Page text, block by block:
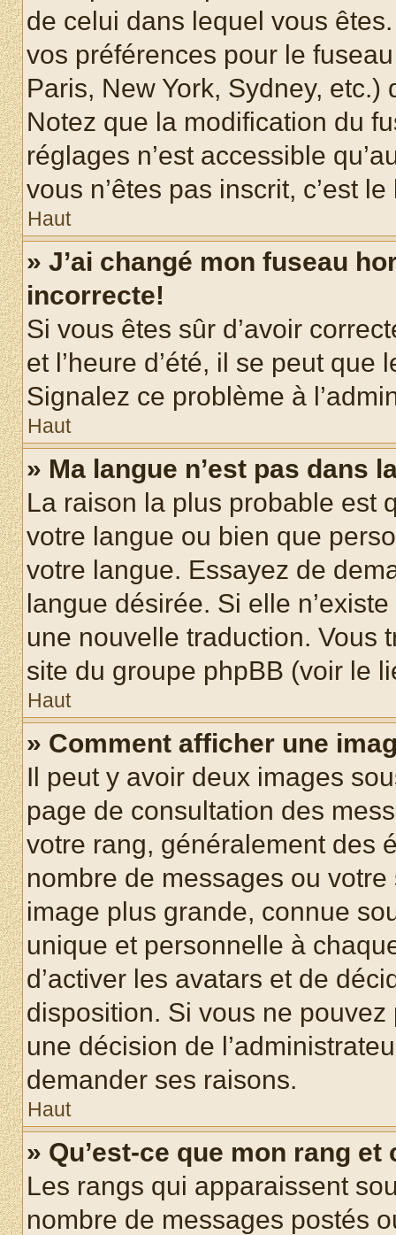
de celui dans lequel vous
vos préférences pour le
Paris, New York, Sydney, etc.)
Notez que la modification du
réglages n’est accessible
vous n’êtes pas inscrit, c’est
Haut
» J’ai changé mon fuseau
incorrecte!
Si vous êtes sûr d’avoir
et l’heure d’été, il se peut que
Signalez ce problème à
Haut
» Ma langue n’est pas dans
La raison la plus probable est
votre langue ou bien que
votre langue. Essayez de
langue désirée. Si elle
une nouvelle traduction. Vous
site du groupe phpBB (voir le
Haut
» Comment afficher une
Il peut y avoir deux images
page de consultation des
votre rang, généralement des
nombre de messages ou
image plus grande, connue
unique et personnelle à
d’activer les avatars et de
disposition. Si vous ne pouvez
une décision de
demander ses raisons.
Haut
» Qu’est-ce que mon rang
Les rangs qui apparaissent
nombre de messages postés